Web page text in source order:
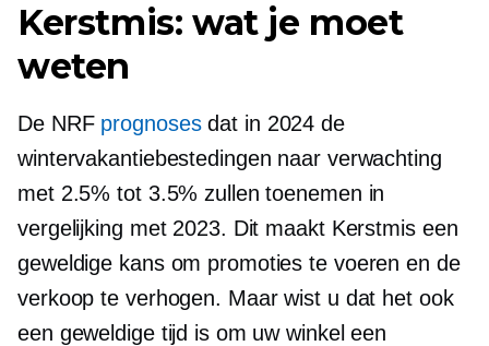
Kerstmis: wat je moet
weten
De NRF prognosesdat in 2024 de
wintervakantiebestedingen naar verwachting
met 2.5% tot 3.5% zullen toenemen in
vergelijking met 2023. Dit maakt Kerstmis een
geweldige kans om promoties te voeren en de
verkoop te verhogen. Maar wist u dat het ook
een geweldige tijd is om uw winkel een